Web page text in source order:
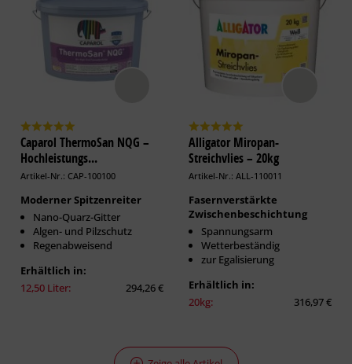
Caparol ThermoSan NQG –
Hochleistungs...
Artikel-Nr.: CAP-100100
Moderner Spitzenreiter
Nano-Quarz-Gitter
Algen- und Pilzschutz
Regenabweisend
Erhältlich in:
12,50 Liter:
294,26 €
Alligator Miropan-
Streichvlies – 20kg
Artikel-Nr.: ALL-110011
Fasernverstärkte
Zwischenbeschichtung
Spannungsarm
Wetterbeständig
zur Egalisierung
Erhältlich in:
20kg:
316,97 €